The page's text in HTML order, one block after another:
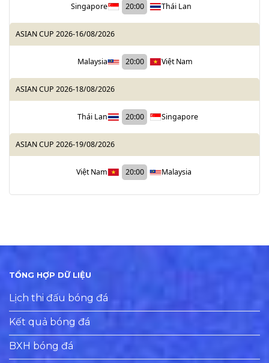
Singapore 20:00 Thái Lan
ASIAN CUP 2026-16/08/2026
Malaysia 20:00 Việt Nam
ASIAN CUP 2026-18/08/2026
Thái Lan 20:00 Singapore
ASIAN CUP 2026-19/08/2026
Việt Nam 20:00 Malaysia
TỔNG HỢP DỮ LIỆU
Lịch thi đấu bóng đá
Kết quả bóng đá
BXH bóng đá